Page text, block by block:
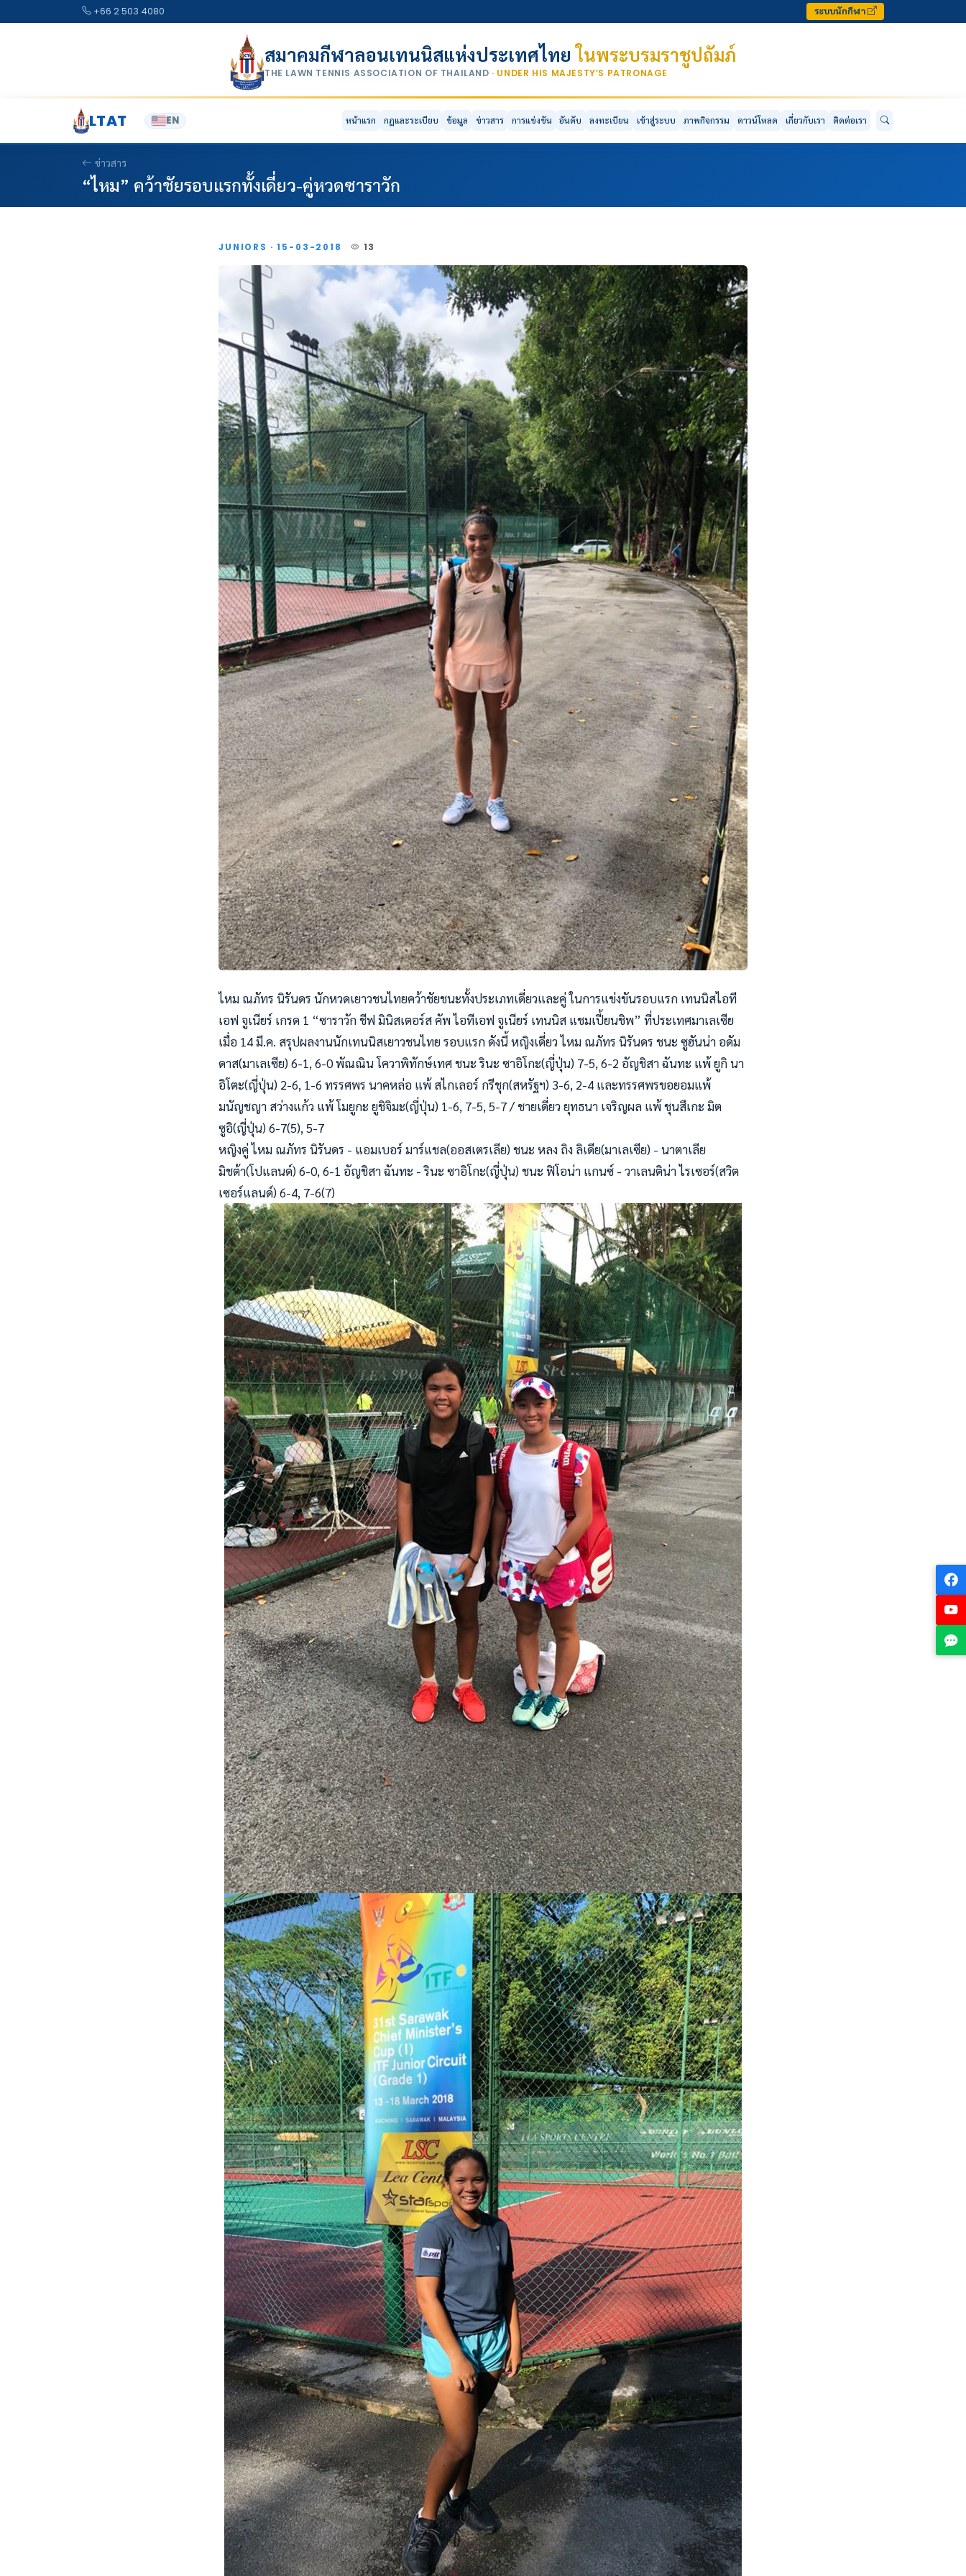
+66 2 503 4080 ระบบนักกีฬา
สมาคมกีฬาลอนเทนนิสแห่งประเทศไทยในพระบรมราชูปถัมภ์
THE LAWN TENNIS ASSOCIATION OF THAILAND · UNDER HIS MAJESTY’S PATRONAGE
LTAT EN หน้าแรก กฎและระเบียบ ข้อมูล ข่าวสาร การแข่งขัน อันดับ ลงทะเบียน เข้าสู่ระบบ ภาพกิจกรรม ดาวน์โหลด เกี่ยวกับเรา ติดต่อเรา
ข่าวสาร
“ไหม” คว้าชัยรอบแรกทั้งเดี่ยว-คู่หวดซาราวัก
JUNIORS · 15-03-2018 13
ไหม ณภัทร นิรันดร นักหวดเยาวชนไทยคว้าชัยชนะทั้งประเภทเดี่ยวและคู่ ในการแข่งขันรอบแรก เทนนิสไอที
เอฟ จูเนียร์ เกรด 1 “ซาราวัก ชีฟ มินิสเตอร์ส คัพ ไอทีเอฟ จูเนียร์ เทนนิส แชมเปี้ยนชิพ” ที่ประเทศมาเลเซีย
เมื่อ 14 มี.ค. สรุปผลงานนักเทนนิสเยาวชนไทย รอบแรก ดังนี้ หญิงเดี่ยว ไหม ณภัทร นิรันดร ชนะ ซูฮันน่า อดัม
ดาส(มาเลเซีย) 6-1, 6-0 พัณณิน โควาพิทักษ์เทศ ชนะ รินะ ซาอิโกะ(ญี่ปุ่น) 7-5, 6-2 อัญชิสา ฉันทะ แพ้ ยูกิ นา
อิโตะ(ญี่ปุ่น) 2-6, 1-6 ทรรศพร นาคหล่อ แพ้ สไกเลอร์ กรีชุก(สหรัฐฯ) 3-6, 2-4 และทรรศพรขอยอมแพ้
มนัญชญา สว่างแก้ว แพ้ โมยูกะ ยูชิจิมะ(ญี่ปุ่น) 1-6, 7-5, 5-7 / ชายเดี่ยว ยุทธนา เจริญผล แพ้ ชุนสึเกะ มิต
ซูอิ(ญี่ปุ่น) 6-7(5), 5-7
หญิงคู่ ไหม ณภัทร นิรันดร - แอมเบอร์ มาร์แชล(ออสเตรเลีย) ชนะ หลง ถิง ลิเดีย(มาเลเซีย) - นาตาเลีย
มิชต้า(โปแลนด์) 6-0, 6-1 อัญชิสา ฉันทะ - รินะ ซาอิโกะ(ญี่ปุ่น) ชนะ ฟิโอน่า แกนซ์ - วาเลนติน่า ไรเซอร์(สวิต
เซอร์แลนด์) 6-4, 7-6(7)